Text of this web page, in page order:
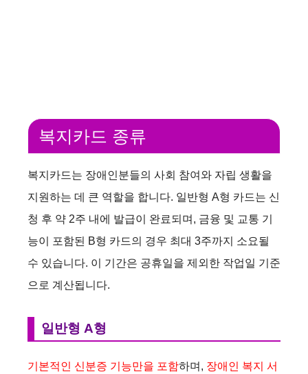
복지카드 종류
복지카드는 장애인분들의 사회 참여와 자립 생활을
지원하는 데 큰 역할을 합니다. 일반형 A형 카드는 신
청 후 약 2주 내에 발급이 완료되며, 금융 및 교통 기
능이 포함된 B형 카드의 경우 최대 3주까지 소요될
수 있습니다. 이 기간은 공휴일을 제외한 작업일 기준
으로 계산됩니다.
일반형 A형
기본적인 신분증 기능만을 포함하며, 장애인 복지 서